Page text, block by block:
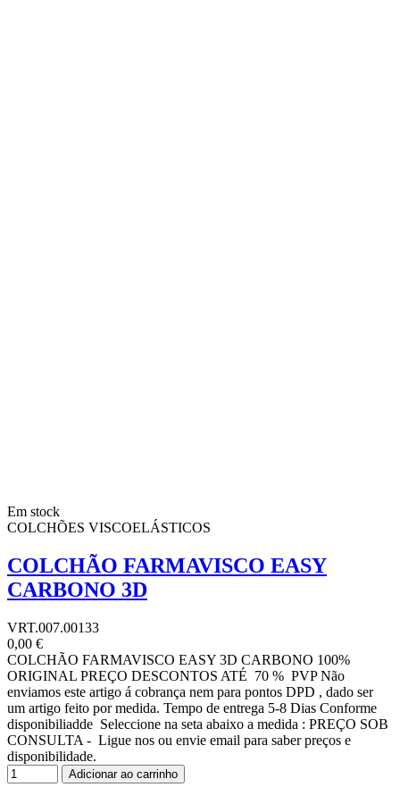
Em stock
COLCHÕES VISCOELÁSTICOS
COLCHÃO FARMAVISCO EASY
CARBONO 3D
VRT.007.00133
0,00 €
COLCHÃO FARMAVISCO EASY 3D CARBONO 100%
ORIGINAL PREÇO DESCONTOS ATÉ 70 % PVP Não
enviamos este artigo á cobrança nem para pontos DPD , dado ser
um artigo feito por medida. Tempo de entrega 5-8 Dias Conforme
disponibiliadde Seleccione na seta abaixo a medida : PREÇO SOB
CONSULTA - Ligue nos ou envie email para saber preços e
disponibilidade.
Adicionar ao carrinho